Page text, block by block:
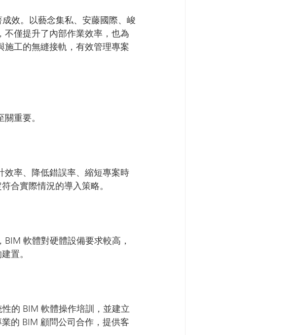
效。以藝念集私、安藤國際、峻
僅提升了內部作業效率，也為
工的無縫接軌，有效管理專案
重要。
效率、降低錯誤率、縮短專案時
合實際情況的導入策略。
軟體對硬體設備要求較高，
置。
的 BIM 軟體操作培訓，並建立
的 BIM 顧問公司合作，提供客